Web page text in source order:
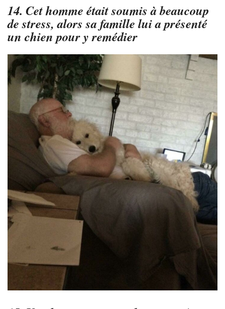
14. Cet homme était soumis à beaucoup
de stress, alors sa famille lui a présenté
un chien pour y remédier